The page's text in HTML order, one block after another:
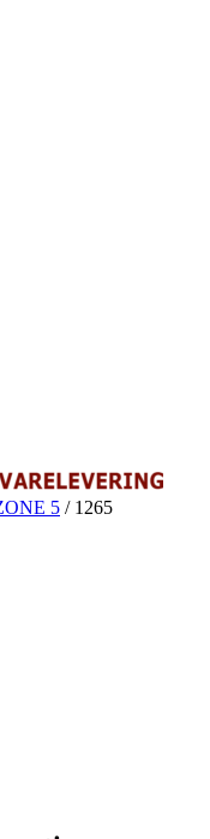
5 / 1265